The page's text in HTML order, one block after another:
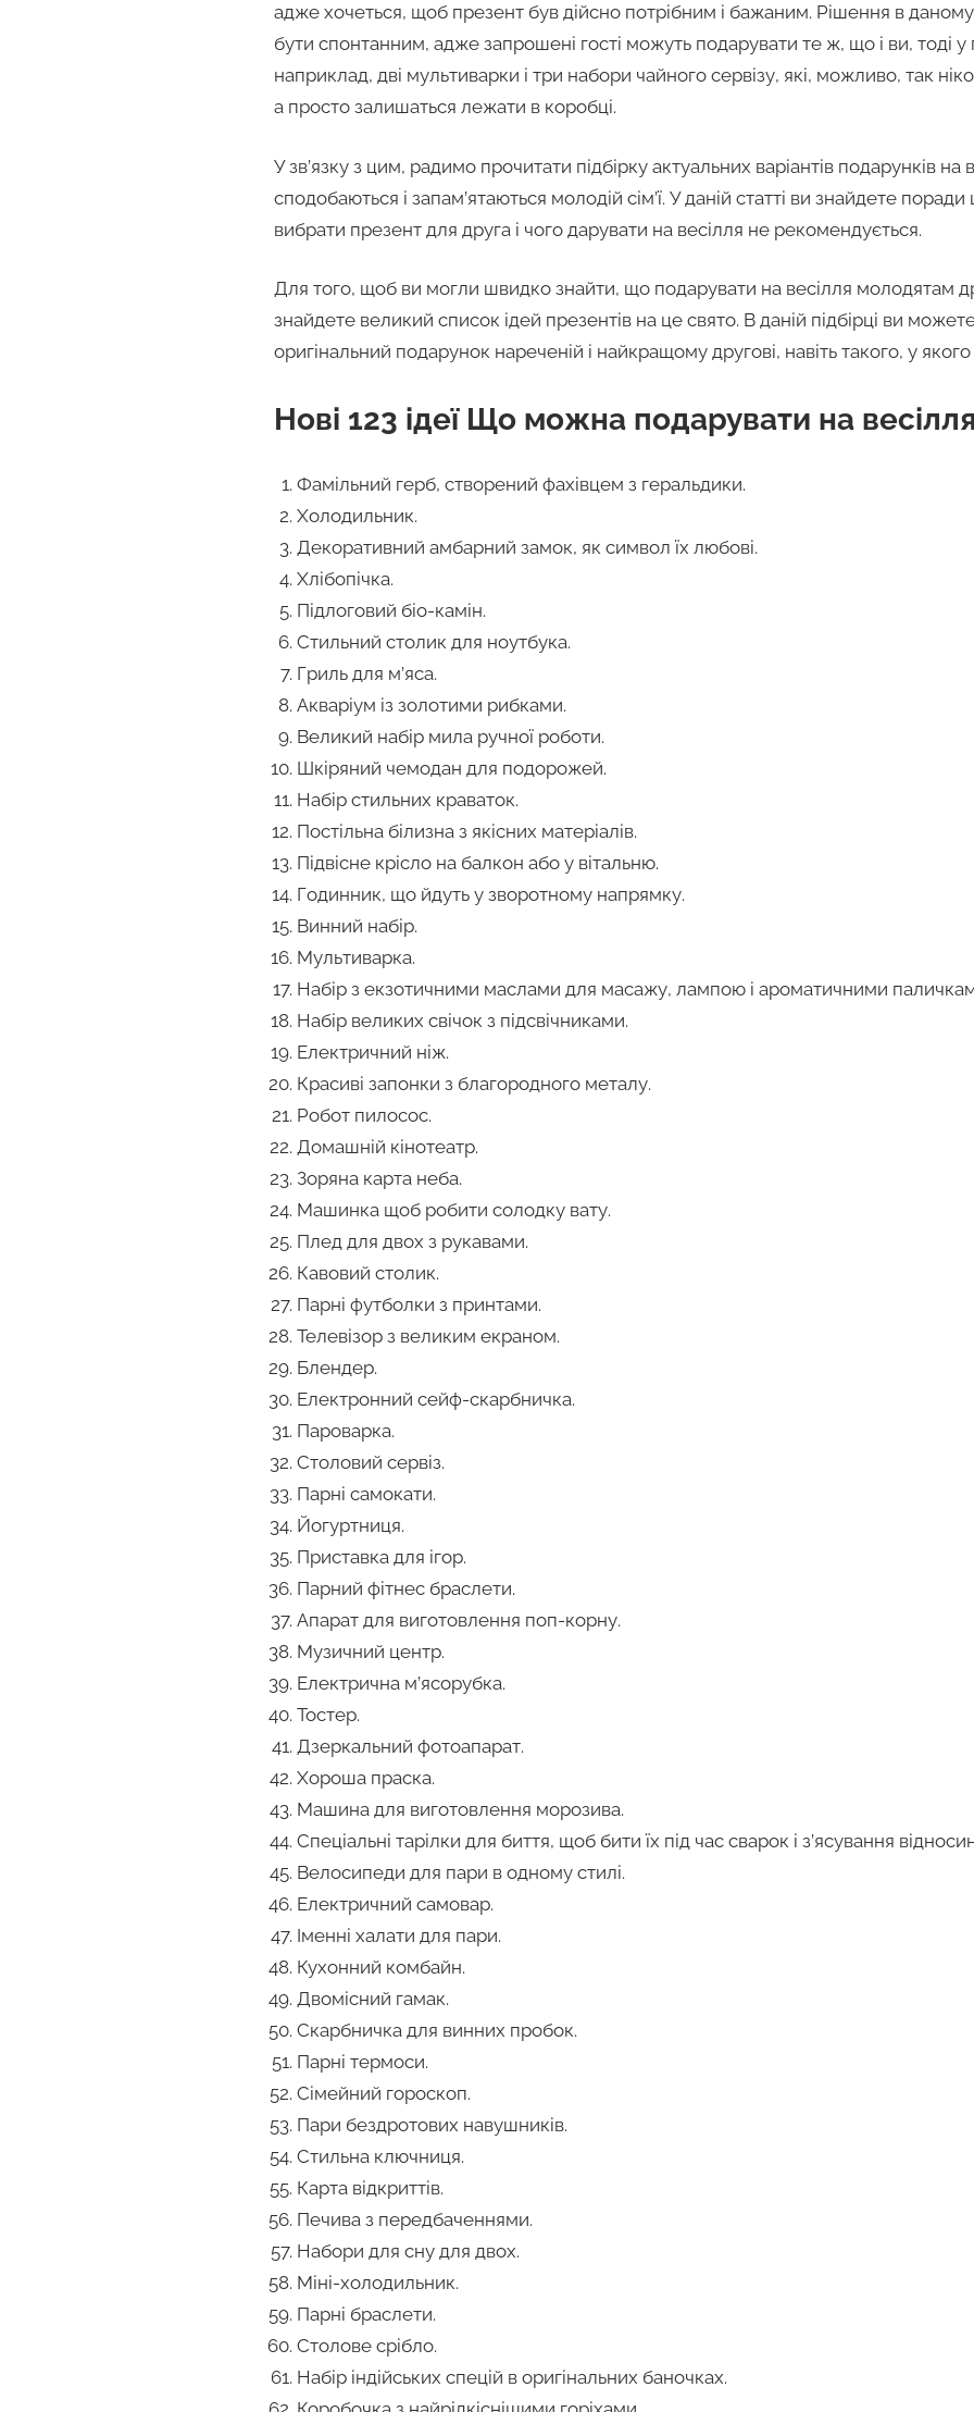
адже хочеться, щоб презент був дійсно потрібним і бажаним. Рішення в
бути спонтанним, адже запрошені гості можуть подарувати те ж, що і ви, тоді у
наприклад, дві мультиварки і три набори чайного сервізу, які, можливо, так
а просто залишаться лежати в коробці.
У зв’язку з цим, радимо прочитати підбірку актуальних варіантів подарунків на
сподобаються і запам’ятаються молодій сім’ї. У даній статті ви знайдете
вибрати презент для друга і чого дарувати на весілля не рекомендується.
Для того, щоб ви могли швидко знайти, що подарувати на весілля молодятам
знайдете великий список ідей презентів на це свято. В даній підбірці ви
оригінальний подарунок нареченій і найкращому другові, навіть такого, у
Нові 123 ідеї Що можна подарувати на
Фамільний герб, створений фахівцем з геральдики.
Холодильник.
Декоративний амбарний замок, як символ їх любові.
Хлібопічка.
Підлоговий біо-камін.
Стильний столик для ноутбука.
Гриль для м’яса.
Акваріум із золотими рибками.
Великий набір мила ручної роботи.
Шкіряний чемодан для подорожей.
Набір стильних краваток.
Постільна білизна з якісних матеріалів.
Підвісне крісло на балкон або у вітальню.
Годинник, що йдуть у зворотному напрямку.
Винний набір.
Мультиварка.
Набір з екзотичними маслами для масажу, лампою і ароматичними
Набір великих свічок з підсвічниками.
Електричний ніж.
Красиві запонки з благородного металу.
Робот пилосос.
Домашній кінотеатр.
Зоряна карта неба.
Машинка щоб робити солодку вату.
Плед для двох з рукавами.
Кавовий столик.
Парні футболки з принтами.
Телевізор з великим екраном.
Блендер.
Електронний сейф-скарбничка.
Пароварка.
Столовий сервіз.
Парні самокати.
Йогуртниця.
Приставка для ігор.
Парний фітнес браслети.
Апарат для виготовлення поп-корну.
Музичний центр.
Електрична м’ясорубка.
Тостер.
Дзеркальний фотоапарат.
Хороша праска.
Машина для виготовлення морозива.
Спеціальні тарілки для биття, щоб бити їх під час сварок і з’ясування
Велосипеди для пари в одному стилі.
Електричний самовар.
Іменні халати для пари.
Кухонний комбайн.
Двомісний гамак.
Скарбничка для винних пробок.
Парні термоси.
Сімейний гороскоп.
Пари бездротових навушників.
Стильна ключниця.
Карта відкриттів.
Печива з передбаченнями.
Набори для сну для двох.
Міні-холодильник.
Парні браслети.
Столове срібло.
Набір індійських спецій в оригінальних баночках.